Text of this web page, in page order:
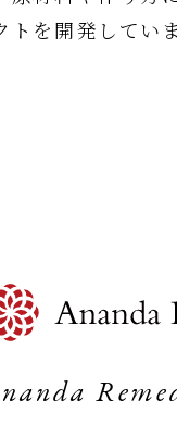
トを開発していま